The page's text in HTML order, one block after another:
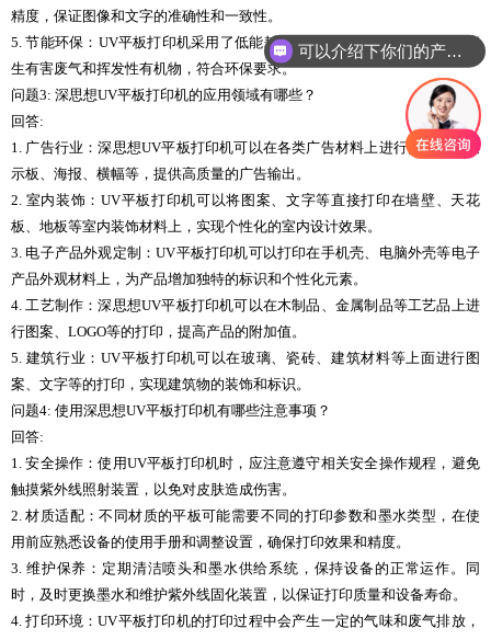
精度，保证图像和文字的准确性和一致性。
5. 节能环保：UV平板打印机采用了低能耗的LED紫外线固化系统，不会产
生有害废气和挥发性有机物，符合环保要求。
问题3: 深思想UV平板打印机的应用领域有哪些？
回答:
1. 广告行业：深思想UV平板打印机可以在各类广告材料上进行打印，如展
示板、海报、横幅等，提供高质量的广告输出。
2. 室内装饰：UV平板打印机可以将图案、文字等直接打印在墙壁、天花
板、地板等室内装饰材料上，实现个性化的室内设计效果。
3. 电子产品外观定制：UV平板打印机可以打印在手机壳、电脑外壳等电子
产品外观材料上，为产品增加独特的标识和个性化元素。
4. 工艺制作：深思想UV平板打印机可以在木制品、金属制品等工艺品上进
行图案、LOGO等的打印，提高产品的附加值。
5. 建筑行业：UV平板打印机可以在玻璃、瓷砖、建筑材料等上面进行图
案、文字等的打印，实现建筑物的装饰和标识。
问题4: 使用深思想UV平板打印机有哪些注意事项？
回答:
1. 安全操作：使用UV平板打印机时，应注意遵守相关安全操作规程，避免
触摸紫外线照射装置，以免对皮肤造成伤害。
2. 材质适配：不同材质的平板可能需要不同的打印参数和墨水类型，在使
用前应熟悉设备的使用手册和调整设置，确保打印效果和精度。
3. 维护保养：定期清洁喷头和墨水供给系统，保持设备的正常运作。同
时，及时更换墨水和维护紫外线固化装置，以保证打印质量和设备寿命。
4. 打印环境：UV平板打印机的打印过程中会产生一定的气味和废气排放，
可以介绍下你们的产品么